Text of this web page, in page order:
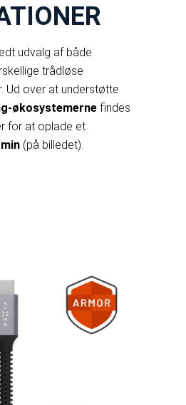
udvalg af både
trådløse
Ud over at understøtte
økosystemernefindes
for at oplade et
(på billedet).